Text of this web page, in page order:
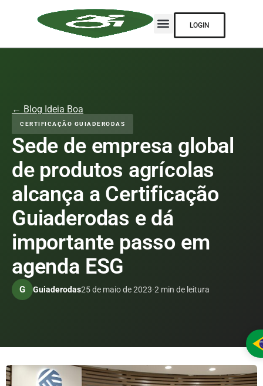
LOGIN
← Blog Ideia Boa
CERTIFICAÇÃO GUIADERODAS
Sede de empresa global
de produtos agrícolas
alcança a Certificação
Guiaderodas e dá
importante passo em
agenda ESG
G Guiaderodas25 de maio de 2023·2 min de leitura